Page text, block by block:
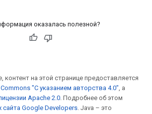
оказалась полезной?
контент на этой странице предоставляется
"С указанием авторства 4.0", а
Apache 2.0. Подробнее об этом
сайта Google Developers. Java – это